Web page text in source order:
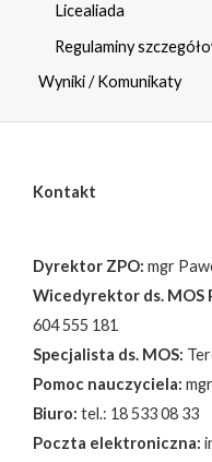
Licealiada
Regulaminy
Wyniki / Komunikaty
Kontakt
Dyrektor ZPO: mgr
Wicedyrektor ds. MOS
604 555 181
Specjalista ds. MOS:
Pomoc nauczyciela:
Biuro: tel.: 18 533 08 33
Poczta elektroniczna: